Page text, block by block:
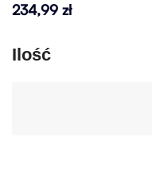
234,99 zł
Ilość